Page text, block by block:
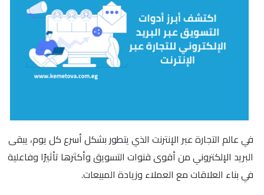
في عالم التجارة عبر الإنترنت الذي يتطور بشكل أسرع كل يوم، يبقى
البريد الإلكتروني من أقوى قنوات التسويق وأكثرها تأثيرًا وفاعلية
في بناء العلاقات مع العملاء وزيادة المبيعات.